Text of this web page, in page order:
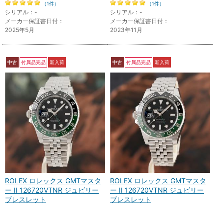
（1件）
シリアル：-
メーカー保証書日付：
2025年5月
（1件）
シリアル：-
メーカー保証書日付：
2023年11月
中古 付属品完品 新入荷
ROLEX ロレックス GMTマスタ
ー II 126720VTNR ジュビリー
ブレスレット
中古 付属品完品 新入荷
ROLEX ロレックス GMTマスタ
ー II 126720VTNR ジュビリー
ブレスレット